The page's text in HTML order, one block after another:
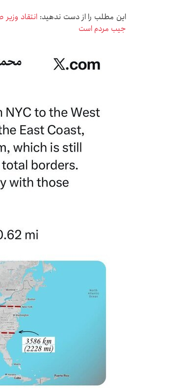
این مطلب را از دست ندهید: انتقاد
جیب مردم است